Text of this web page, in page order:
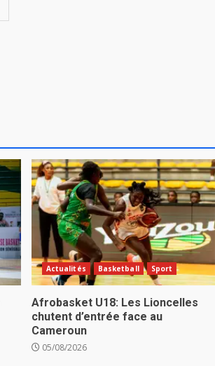
Actualités Basketball Sport
Afrobasket U18: Les Lioncelles
chutent d’entrée face au
Cameroun
05/08/2026